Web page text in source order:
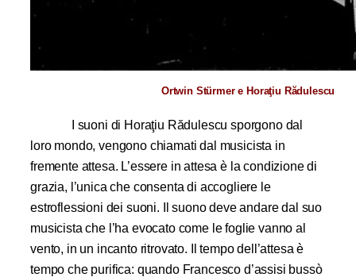
Ortwin Stürmer e Horaţiu Rădulescu
I suoni di Horaţiu Rădulescu sporgono dal
loro mondo, vengono chiamati dal musicista in
fremente attesa. L’essere in attesa è la condizione di
grazia, l’unica che consenta di accogliere le
estroflessioni dei suoni. Il suono deve andare dal suo
musicista che l’ha evocato come le foglie vanno al
vento, in un incanto ritrovato. Il tempo dell’attesa è
tempo che purifica: quando Francesco d’assisi bussò